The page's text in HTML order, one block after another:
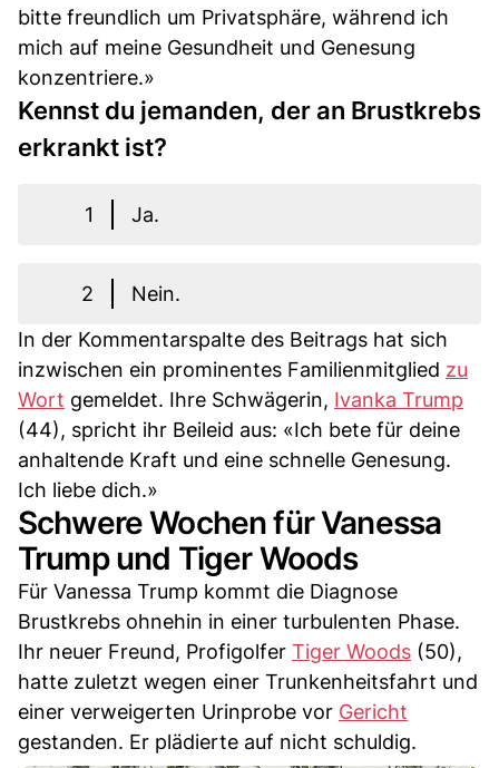
bitte freundlich um Privatsphäre, während ich
mich auf meine Gesundheit und Genesung
konzentriere.»
Kennst du jemanden, der an Brustkrebs
erkrankt ist?
1 Ja.
2
Nein.
In der Kommentarspalte des Beitrags hat sich
inzwischen ein prominentes Familienmitglied zu
Wort gemeldet. Ihre Schwägerin, Ivanka Trump
(44), spricht ihr Beileid aus: «Ich bete für deine
anhaltende Kraft und eine schnelle Genesung.
Ich liebe dich.»
Schwere Wochen für Vanessa
Trump und Tiger Woods
Für Vanessa Trump kommt die Diagnose
Brustkrebs ohnehin in einer turbulenten Phase.
Ihr neuer Freund, Profigolfer Tiger Woods (50),
hatte zuletzt wegen einer Trunkenheitsfahrt und
einer verweigerten Urinprobe vor Gericht
gestanden. Er plädierte auf nicht schuldig.